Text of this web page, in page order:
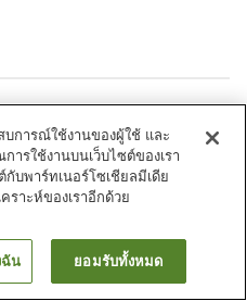
ห้องอาบน้ำเปิดโล่ง (มีบ่อน้ำพุ
ร้อน)
องชิราโออิ
องพัก
บการณ์ใช้งานของผู้ใช้ และ
ารใช้งานบนเว็บไซต์ของเรา
บพาร์ทเนอร์โซเชียลมีเดีย
ราะห์ของเราอีกด้วย
น ยอมรับทั้งหมด